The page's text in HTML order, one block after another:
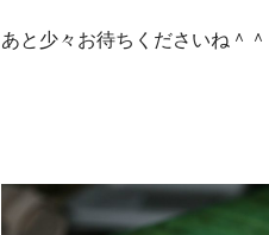
あと少々お待ちくださいね＾＾